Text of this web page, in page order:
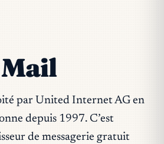
par United Internet AG en
depuis 1997. C’est
de messagerie gratuit